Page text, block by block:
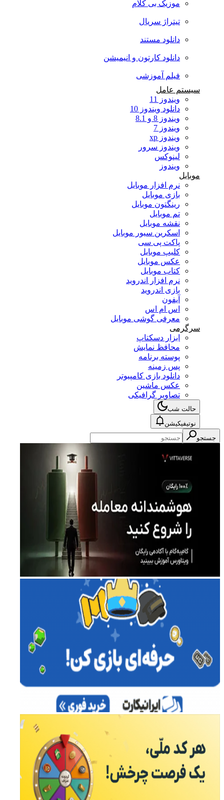
موزیک بی کلام
تیتراژ سریال
دانلود مستند
دانلود کارتون و انیمیشن
فیلم آموزشی
سیستم عامل
ویندوز 11
دانلود ویندوز 10
ویندوز 8 و 8.1
ویندوز 7
ویندوز xp
ویندوز سرور
لینوکس
ویندوز
موبایل
نرم افزار موبایل
بازی موبایل
رینگتون موبایل
تم موبایل
نقشه موبایل
اسکرین سیور موبایل
پاکت پی سی
کلیپ موبایل
عکس موبایل
کتاب موبایل
نرم افزار اندروید
بازی اندروید
آیفون
اس ام اس
معرفی گوشی موبایل
سرگرمی
ابزار دسکتاپ
محافظ نمایش
پوسته برنامه
پس زمینه
دانلود بازی کامپیوتر
عکس ماشین
تصاویر گرافیکی
حالت شب
نوتیفیکیشن
جستجو